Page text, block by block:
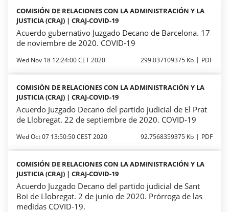
COMISIÓN DE RELACIONES CON LA ADMINISTRACIÓN Y LA
JUSTICIA (CRAJ) | CRAJ-COVID-19
Acuerdo gubernativo Juzgado Decano de Barcelona. 17
de noviembre de 2020. COVID-19
Wed Nov 18 12:24:00 CET 2020 299.037109375 Kb PDF
COMISIÓN DE RELACIONES CON LA ADMINISTRACIÓN Y LA
JUSTICIA (CRAJ) | CRAJ-COVID-19
Acuerdo Juzgado Decano del partido judicial de El Prat
de Llobregat. 22 de septiembre de 2020. COVID-19
Wed Oct 07 13:50:50 CEST 2020 92.7568359375 Kb PDF
COMISIÓN DE RELACIONES CON LA ADMINISTRACIÓN Y LA
JUSTICIA (CRAJ) | CRAJ-COVID-19
Acuerdo Juzgado Decano del partido judicial de Sant
Boi de Llobregat. 2 de junio de 2020. Prórroga de las
medidas COVID-19.